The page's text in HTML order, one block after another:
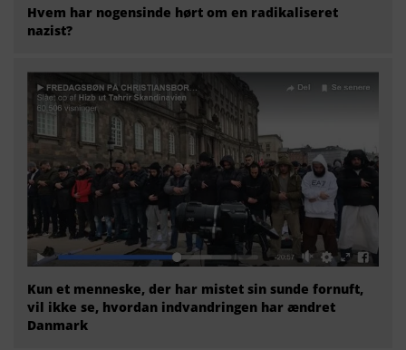
Hvem har nogensinde hørt om en radikaliseret
nazist?
Kun et menneske, der har mistet sin sunde fornuft,
vil ikke se, hvordan indvandringen har ændret
Danmark